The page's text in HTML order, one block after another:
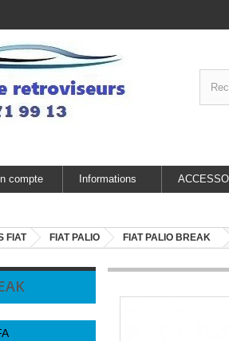
compte Informations
FIAT FIAT PALIO FIAT PALIO BREAK